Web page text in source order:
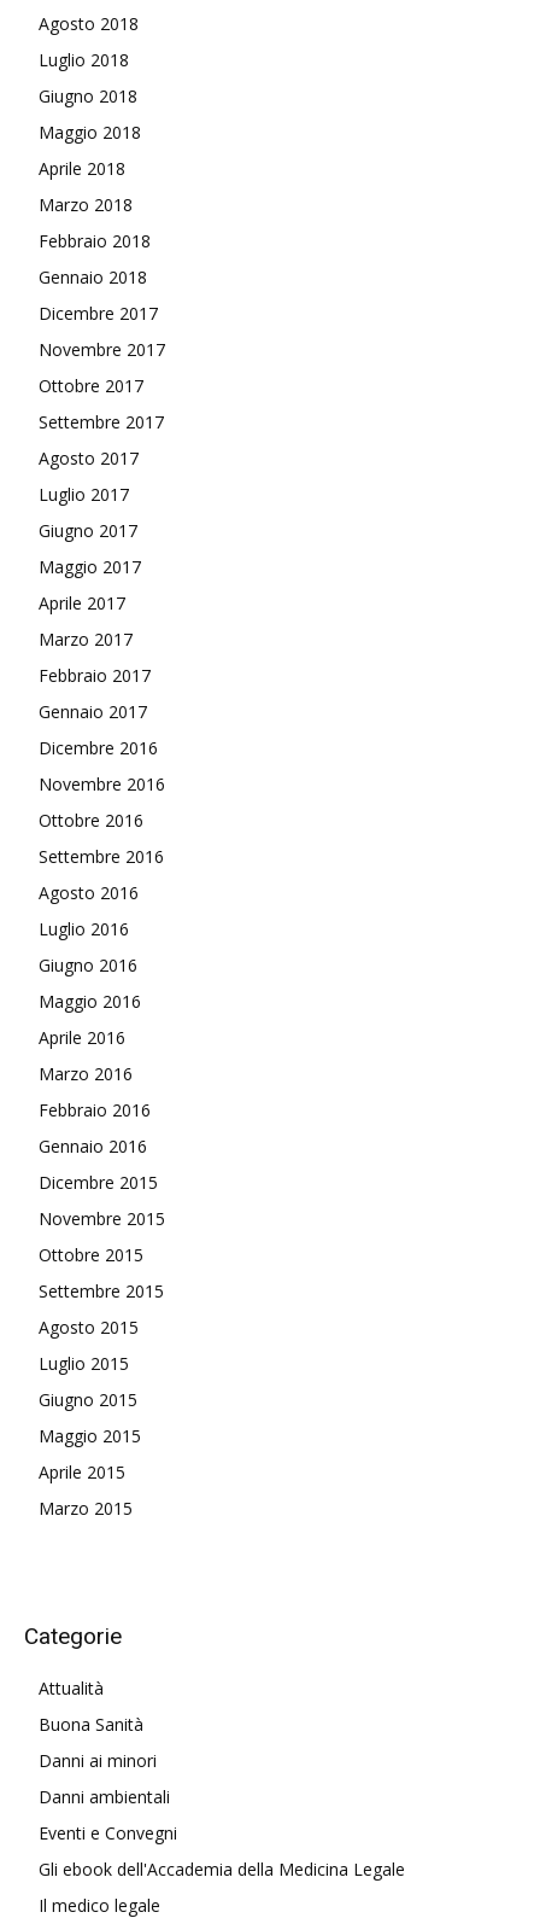
Agosto 2018
Luglio 2018
Giugno 2018
Maggio 2018
Aprile 2018
Marzo 2018
Febbraio 2018
Gennaio 2018
Dicembre 2017
Novembre 2017
Ottobre 2017
Settembre 2017
Agosto 2017
Luglio 2017
Giugno 2017
Maggio 2017
Aprile 2017
Marzo 2017
Febbraio 2017
Gennaio 2017
Dicembre 2016
Novembre 2016
Ottobre 2016
Settembre 2016
Agosto 2016
Luglio 2016
Giugno 2016
Maggio 2016
Aprile 2016
Marzo 2016
Febbraio 2016
Gennaio 2016
Dicembre 2015
Novembre 2015
Ottobre 2015
Settembre 2015
Agosto 2015
Luglio 2015
Giugno 2015
Maggio 2015
Aprile 2015
Marzo 2015
Categorie
Attualità
Buona Sanità
Danni ai minori
Danni ambientali
Eventi e Convegni
Gli ebook dell'Accademia della Medicina Legale
Il medico legale